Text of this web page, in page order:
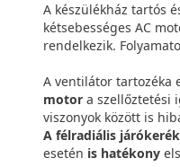
A készülékház tartós
kétsebességes AC
rendelkezik.
A ventilátor tartozéka
motor a szellőztetési
viszonyok között is
A félradiális
esetén is hatékony